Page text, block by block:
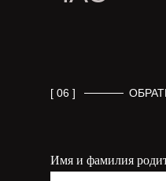
[ 06 ]
Имя и фамилия